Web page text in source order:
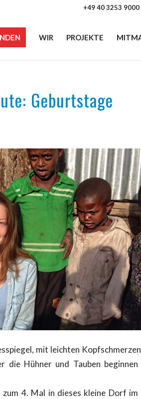
+49 40 3253 9000
WIR PROJEKTE
Geburtstage
mit leichten
Hühner und Tauben
4. Mal in dieses kleine Dorf